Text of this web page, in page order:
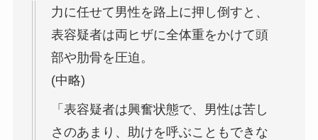
力に任せて男性を路上に押し倒すと、
表容疑者は両ヒザに全体重をかけて頭
部や肋骨を圧迫。
(中略)
「表容疑者は興奮状態で、男性は苦し
さのあまり、助けを呼ぶこともできな